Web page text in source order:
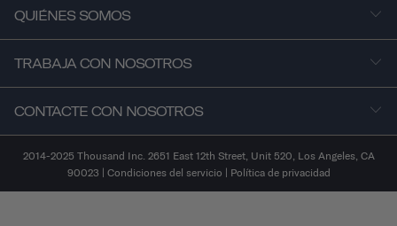
QUIÉNES SOMOS
TRABAJA CON NOSOTROS
CONTACTE CON NOSOTROS
2014-2025 Thousand Inc. 2651 East 12th Street, Unit 520, Los Angeles, CA
90023 | Condiciones del servicio | Política de privacidad